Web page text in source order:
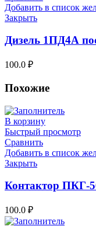
Добавить в список
Закрыть
Дизель 1ПД4А
100.0 ₽
Похожие
В корзину
Быстрый просмотр
Сравнить
Добавить в список
Закрыть
Контактор ПКГ-
100.0 ₽